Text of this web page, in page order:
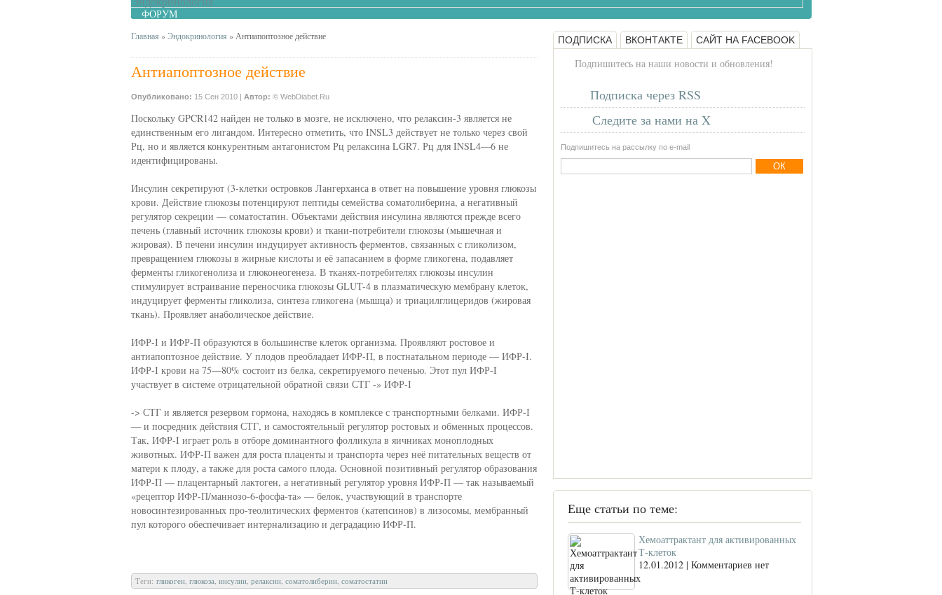
ФОРУМ
Главная »Эндокринология » Антиапоптозное действие
Антиапоптозное действие
Опубликовано: 15 Сен 2010 | Автор: © WebDiabet.Ru
Поскольку GPCR142 найден не только в мозге, не исключено, что релаксин-3 является не
единственным его лигандом. Интересно отметить, что INSL3 действует не только через свой
Рц, но и является конкурентным антагонистом Рц релаксина LGR7. Рц для INSL4—6 не
идентифицированы.
Инсулин секретируют (3-клетки островков Лангерханса в ответ на повышение уровня глюкозы
крови. Действие глюкозы потенцируют пептиды семейства соматолиберина, а негативный
регулятор секреции — соматостатин. Объектами действия инсулина являются прежде всего
печень (главный источник глюкозы крови) и ткани-потребители глюкозы (мышечная и
жировая). В печени инсулин индуцирует активность ферментов, связанных с гликолизом,
превращением глюкозы в жирные кислоты и её запасанием в форме гликогена, подавляет
ферменты гликогенолиза и глюконеогенеза. В тканях-потребителях глюкозы инсулин
стимулирует встраивание переносчика глюкозы GLUT-4 в плазматическую мембрану клеток,
индуцирует ферменты гликолиза, синтеза гликогена (мышца) и триацилглицеридов (жировая
ткань). Проявляет анаболическое действие.
ИФР-І и ИФР-П образуются в большинстве клеток организма. Проявляют ростовое и
антиапоптозное действие. У плодов преобладает ИФР-П, в постнатальном периоде — ИФР-І.
ИФР-І крови на 75—80% состоит из белка, секретируемого печенью. Этот пул ИФР-I
участвует в системе отрицательной обратной связи СТГ -» ИФР-І
-> СТГ и является резервом гормона, находясь в комплексе с транспортными белками. ИФР-І
— и посредник действия СТГ, и самостоятельный регулятор ростовых и обменных процессов.
Так, ИФР-I играет роль в отборе доминантного фолликула в яичниках моноплодных
животных. ИФР-П важен для роста плаценты и транспорта через неё питательных веществ от
матери к плоду, а также для роста самого плода. Основной позитивный регулятор образования
ИФР-П — плацентарный лактоген, а негативный регулятор уровня ИФР-П — так называемый
«рецептор ИФР-П/маннозо-6-фосфа-та» — белок, участвующий в транспорте
новосинтезированных про-теолитических ферментов (катепсинов) в лизосомы, мембранный
пул которого обеспечивает интернализацию и деградацию ИФР-П.
Теги: гликоген, глюкоза, инсулин, релаксин, соматолиберин, соматостатин
ПОДПИСКА ВКОНТАКТЕ САЙТ НА FACEBOOK
Подпишитесь на наши новости и обновления!
Подписка через RSS
Следите за нами на X
Подпишитесь на рассылку по e-mail
Еще статьи по теме:
Хемоаттрактант для активированных
Т-клеток
12.01.2012 | Комментариев нет